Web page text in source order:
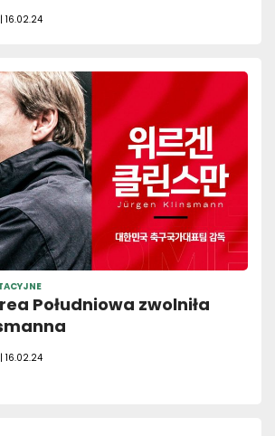
| 16.02.24
Południowa zwolniła
| 16.02.24